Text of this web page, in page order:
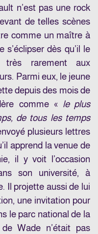
n’est pas une rock
de telles scènes
comme un maître à
s’éclipser dès qu’il le
très rarement aux
Parmi eux, le jeune
depuis des mois de
comme « le plus
de tous les temps
plusieurs lettres
apprend la venue de
il y voit l’occasion
son université, à
Il projette aussi de lui
une invitation pour
le parc national de la
Wade n’était pas